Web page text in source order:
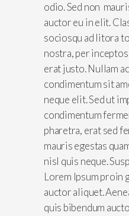
odio. Sed non
auctor eu in elit.
sociosqu ad litora
nostra, per
erat justo. Nullam
condimentum sit
neque elit. Sed ut
condimentum
pharetra, erat sed
mauris egestas
nisl quis neque.
Lorem Ipsum proin
auctor aliquet.
quis bibendum